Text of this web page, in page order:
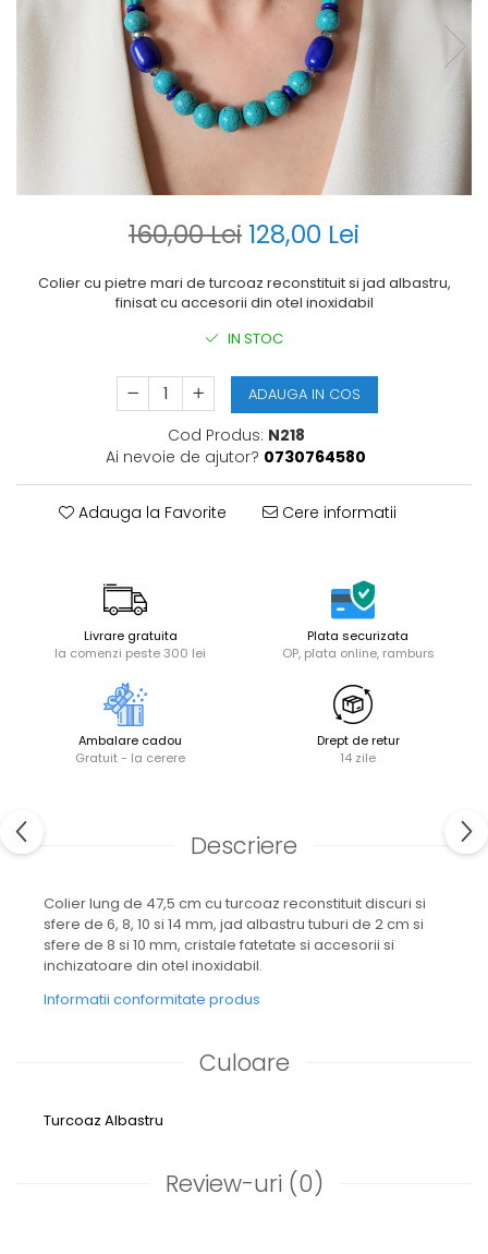
160,00 Lei 128,00 Lei
Colier cu pietre mari de turcoaz reconstituit si jad albastru,
finisat cu accesorii din otel inoxidabil
IN STOC
ADAUGA IN COS
Cod Produs: N218
Ai nevoie de ajutor? 0730764580
Adauga la Favorite Cere informatii
Livrare gratuita
la comenzi peste 300 lei
Plata securizata
OP, plata online, ramburs
Ambalare cadou
Gratuit - la cerere
Drept de retur
14 zile
Descriere
Colier lung de 47,5 cm cu turcoaz reconstituit discuri si
sfere de 6, 8, 10 si 14 mm, jad albastru tuburi de 2 cm si
sfere de 8 si 10 mm, cristale fatetate si accesorii si
inchizatoare din otel inoxidabil.
Informatii conformitate produs
Culoare
Turcoaz Albastru
Review-uri (0)